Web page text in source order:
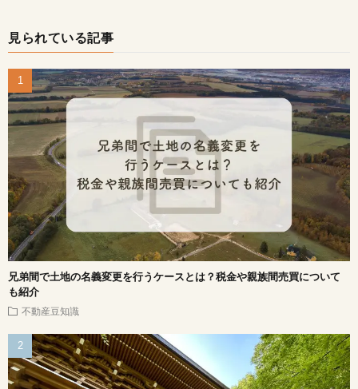
見られている記事
兄弟間で土地の名義変更を行うケースとは？税金や親族間売買について
も紹介
不動産豆知識